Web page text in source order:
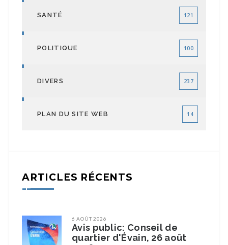
SANTÉ 121
POLITIQUE 100
DIVERS 237
PLAN DU SITE WEB 14
ARTICLES RÉCENTS
6 AOÛT 2026
Avis public: Conseil de
quartier d'Évain, 26 août